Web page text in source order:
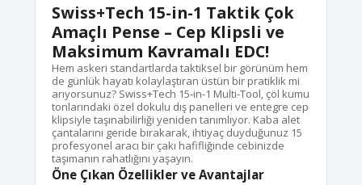
Swiss+Tech 15-in-1 Taktik Çok
Amaçlı Pense – Cep Klipsli ve
Maksimum Kavramalı EDC!
Hem askeri standartlarda taktiksel bir görünüm hem
de günlük hayatı kolaylaştıran üstün bir pratiklik mi
arıyorsunuz? Swiss+Tech 15-in-1 Multi-Tool, çöl kumu
tonlarındaki özel dokulu dış panelleri ve entegre cep
klipsiyle taşınabilirliği yeniden tanımlıyor. Kaba alet
çantalarını geride bırakarak, ihtiyaç duyduğunuz 15
profesyonel aracı bir çakı hafifliğinde cebinizde
taşımanın rahatlığını yaşayın.
Öne Çıkan Özellikler ve Avantajlar